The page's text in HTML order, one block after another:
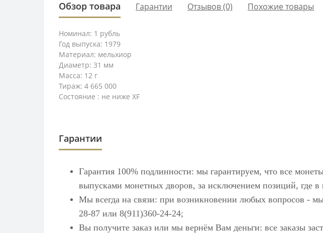
Обзор товара Гарантии Отзывов (0) Похожие товары
Номинал: 1 рубль
Год выпуска: 1979
Материал: мельхиор
Диаметр: 31 мм
Масса: 12 г
Тираж: 4 665 000
Состояние : не ниже XF
Гарантии
Гарантия 100% подлинности: мы гарантируем, что все
выпусками монетных дворов, за исключением позиций, где в
Мы всегда на связи: при возникновении любых вопросов -
28-87 или 8(911)360-24-24;
Вы получите заказ или мы вернём Вам деньги: все заказы